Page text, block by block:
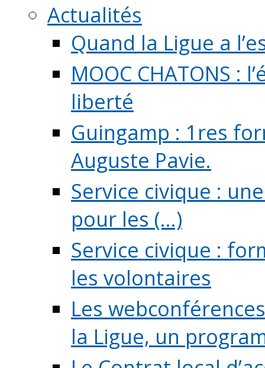
Actualités
Quand la Ligue a
MOOC CHATONS
liberté
Guingamp : 1res
Auguste Pavie.
Service civique :
pour les (...)
Service civique :
les volontaires
Les
la Ligue, un